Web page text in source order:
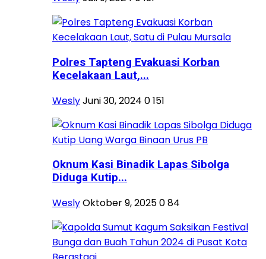
Polres Tapteng Evakuasi Korban
Kecelakaan Laut,...
WeslyJuni 30, 2024 0151
Oknum Kasi Binadik Lapas Sibolga
Diduga Kutip...
WeslyOktober 9, 2025084